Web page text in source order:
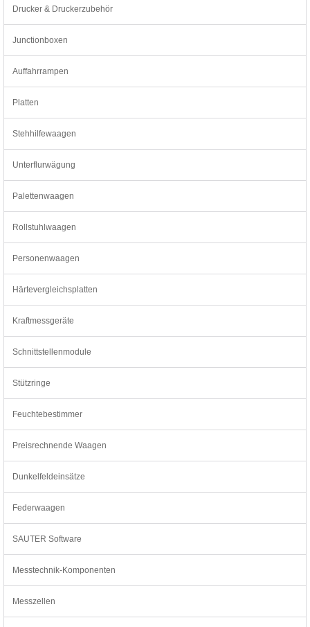
Drucker & Druckerzubehör
Junctionboxen
Auffahrrampen
Platten
Stehhilfewaagen
Unterflurwägung
Palettenwaagen
Rollstuhlwaagen
Personenwaagen
Härtevergleichsplatten
Kraftmessgeräte
Schnittstellenmodule
Stützringe
Feuchtebestimmer
Preisrechnende Waagen
Dunkelfeldeinsätze
Federwaagen
SAUTER Software
Messtechnik-Komponenten
Messzellen